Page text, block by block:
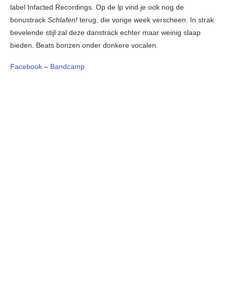
label Infacted Recordings. Op de lp vind je ook nog de
bonustrack Schlafen! terug, die vorige week verscheen. In strak
bevelende stijl zal deze danstrack echter maar weinig slaap
bieden. Beats bonzen onder donkere vocalen.
Facebook – Bandcamp